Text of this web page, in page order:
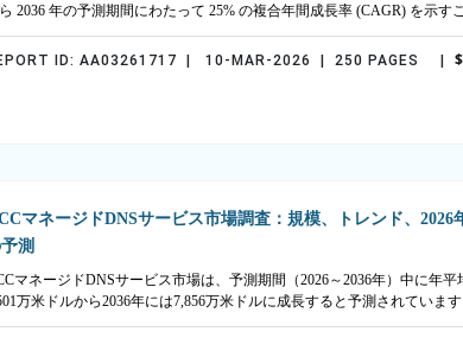
2036 年の予測期間にわたって 25% の複合年間成長率 (CAGR) を示す
ID: AA03261717 | 10-MAR-2026 | 250 PAGES |
マネージドDNSサービス市場調査：規模、トレンド、2026
測
マネージドDNSサービス市場は、予測期間（2026～2036年）中に年
万米ドルから2036年には7,856万米ドルに成長すると予測されています